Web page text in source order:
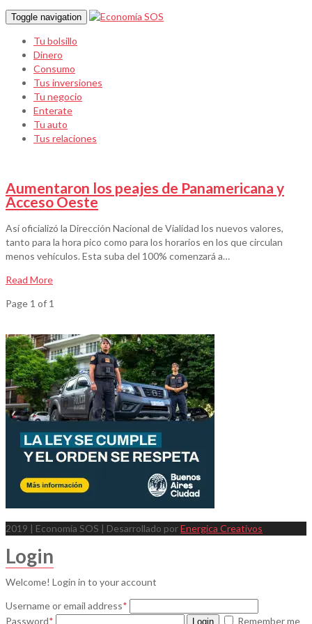
Toggle navigation
Tu bolsillo
Dinero
Consumo
Tus inversiones
Tu negocio
Enterate
Tu auto
Tus relaciones
Aumentaron los peajes de Panamericana y
Acceso Oeste
Así oficializó la Dirección Nacional de Vialidad los nuevos valores,
tanto para la hora pico como para los horarios en los que circulan
menos vehículos. Esta suba del 100% comenzará a…
Read More
Page 1 of 1
2019 | Economía SOS | Desarrollado porEnergica Creativos
Login
Welcome! Login in to your account
Username or email address*
Password* Login Remember me